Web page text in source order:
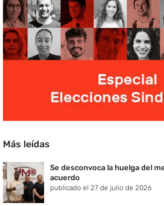
Más leídas
Se desconvoca la huelga del
acuerdo
publicado el 27 de julio de 2026